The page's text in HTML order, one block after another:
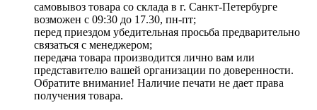
самовывоз товара со склада в г. Санкт-Петербурге
возможен с 09:30 до 17.30, пн-пт;
перед приездом убедительная просьба предварительно
связаться с менеджером;
передача товара производится лично вам или
представителю вашей организации по доверенности.
Обратите внимание! Наличие печати не дает права
получения товара.